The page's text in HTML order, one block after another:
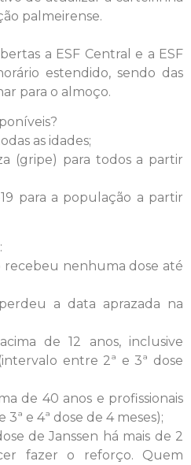
palmeirense.
a ESF Central e a ESF
estendido, sendo das
para o almoço.
as idades;
(gripe) para todos a partir
para a população a partir
recebeu nenhuma dose até
a data aprazada na
de 12 anos, inclusive
entre 2ª e 3ª dose
de 40 anos e profissionais
e 4ª dose de 4 meses);
de Janssen há mais de 2
fazer o reforço. Quem